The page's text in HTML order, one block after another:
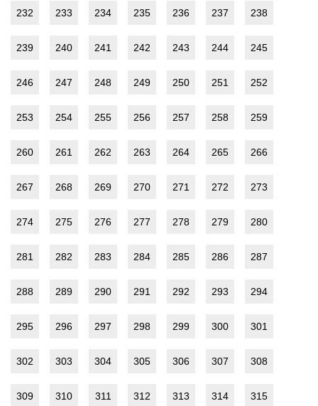
232 233 234 235 236 237 238
239 240 241 242 243 244 245
246 247 248 249 250 251 252
253 254 255 256 257 258 259
260 261 262 263 264 265 266
267 268 269 270 271 272 273
274 275 276 277 278 279 280
281 282 283 284 285 286 287
288 289 290 291 292 293 294
295 296 297 298 299 300 301
302 303 304 305 306 307 308
309 310 311 312 313 314 315